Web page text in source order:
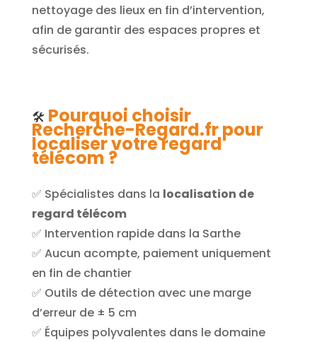
nettoyage des lieux en fin d’intervention,
afin de garantir des espaces propres et
sécurisés.
🛠️ Pourquoi choisir
Recherche-Regard.fr pour
localiser votre regard
télécom ?
✅ Spécialistes dans la localisation de
regard télécom
✅ Intervention rapide dans la Sarthe
✅ Aucun acompte, paiement uniquement
en fin de chantier
✅ Outils de détection avec une marge
d’erreur de ± 5 cm
✅ Équipes polyvalentes dans le domaine